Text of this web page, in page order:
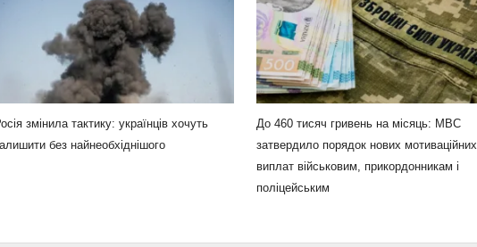
змінила тактику: українців хочуть
без найнеобхіднішого
До 460 тисяч гривень на місяць: МВС
затвердило порядок нових мотиваційних
виплат військовим, прикордонникам і
поліцейським